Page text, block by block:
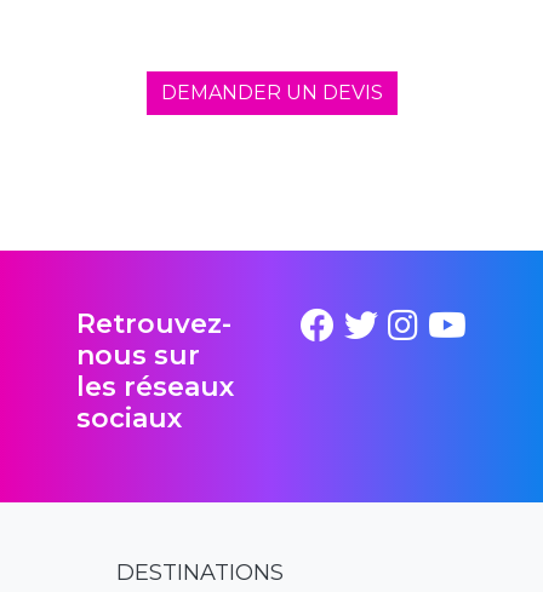
DEMANDER UN DEVIS
Retrouvez-
nous sur
les réseaux
sociaux
DESTINATIONS